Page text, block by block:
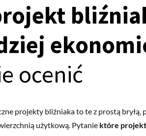
ocenić
projekty bliźniaka to te z prostą bryłą,
użytkową. Pytanie które